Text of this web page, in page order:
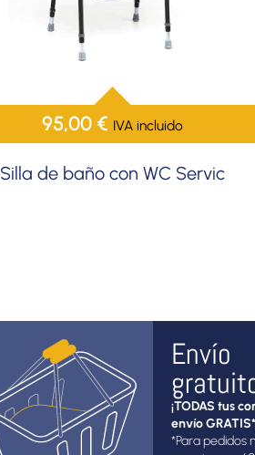
95,00€ IVA incluido
Silla de baño con WC Servic
Envío
¡TODAS tus
envío
*Para pedidos